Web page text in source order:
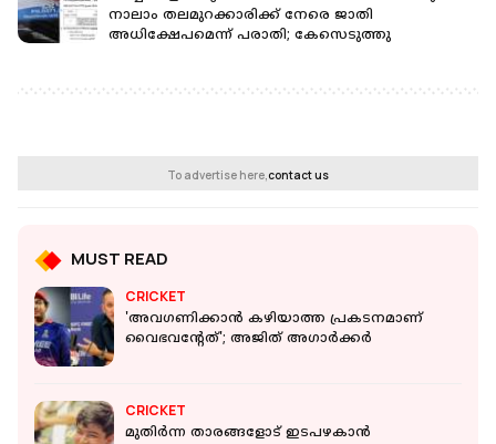
നാലാം തലമുറക്കാരിക്ക് നേരെ ജാതി
അധിക്ഷേപമെന്ന് പരാതി; കേസെടുത്തു
To advertise here,contact us
MUST READ
CRICKET
'അവഗണിക്കാന്‍ കഴിയാത്ത പ്രകടനമാണ്
വൈഭവന്റേത്'; അജിത് അഗാര്‍ക്കര്‍
CRICKET
മുതിര്‍ന്ന താരങ്ങളോട് ഇടപഴകാന്‍